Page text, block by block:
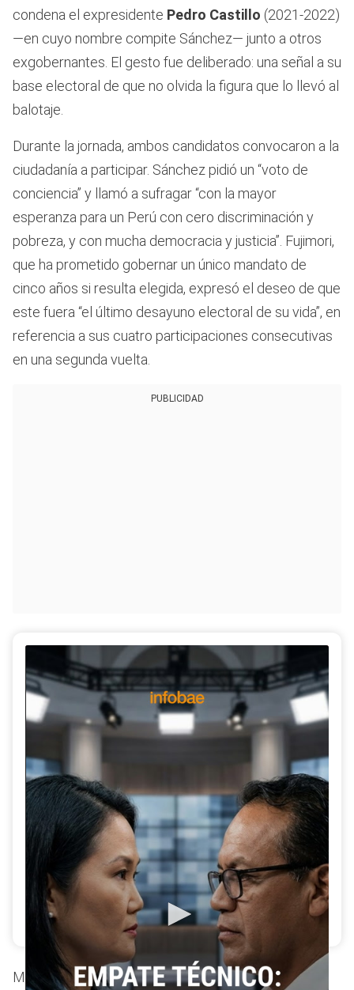
condena el expresidente Pedro Castillo (2021-2022)
—en cuyo nombre compite Sánchez— junto a otros
exgobernantes. El gesto fue deliberado: una señal a su
base electoral de que no olvida la figura que lo llevó al
balotaje.
Durante la jornada, ambos candidatos convocaron a la
ciudadanía a participar. Sánchez pidió un “voto de
conciencia” y llamó a sufragar “con la mayor
esperanza para un Perú con cero discriminación y
pobreza, y con mucha democracia y justicia”. Fujimori,
que ha prometido gobernar un único mandato de
cinco años si resulta elegida, expresó el deseo de que
este fuera “el último desayuno electoral de su vida”, en
referencia a sus cuatro participaciones consecutivas
en una segunda vuelta.
PUBLICIDAD
Análisis de los resultados a boca de urna de la
segunda vuelta presidencial en Perú, que muestran un
empate técnico entre Keiko Fujimori y Roberto
Sánchez. El video detalla la marcada diferencia de
votos entre Lima y el interior del país.
Más de27,3 millones de peruanos estuvieron